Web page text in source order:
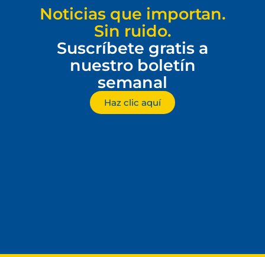
Noticias que importan.
Sin ruido.
Suscríbete gratis a
nuestro boletín
semanal
Haz clic aquí